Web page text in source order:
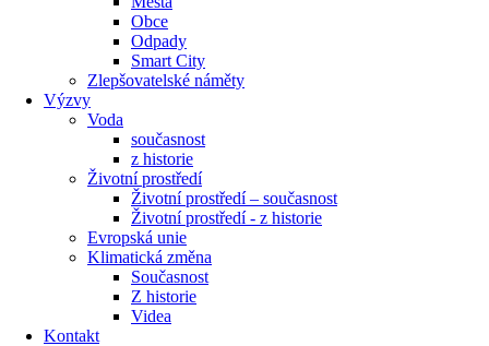
Obce
Odpady
Smart City
Zlepšovatelské náměty
Výzvy
Voda
současnost
z historie
Životní prostředí
Životní prostředí – současnost
Životní prostředí ​- z historie
Evropská unie
Klimatická změna
Současnost
Z historie
Videa
Kontakt